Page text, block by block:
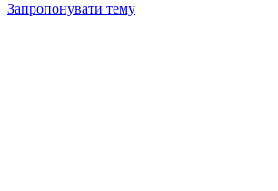
Запропонувати тему